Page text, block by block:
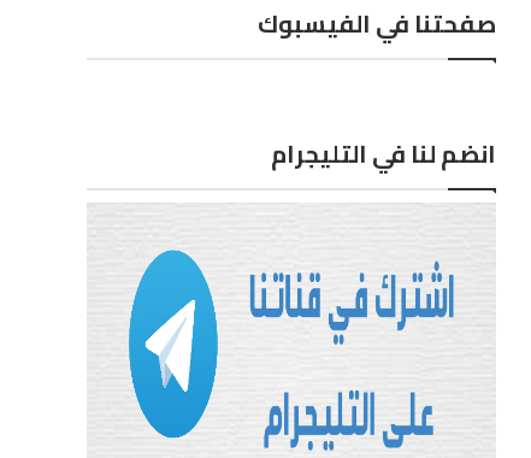
صفحتنا في الفيسبوك
انضم لنا في التليجرام